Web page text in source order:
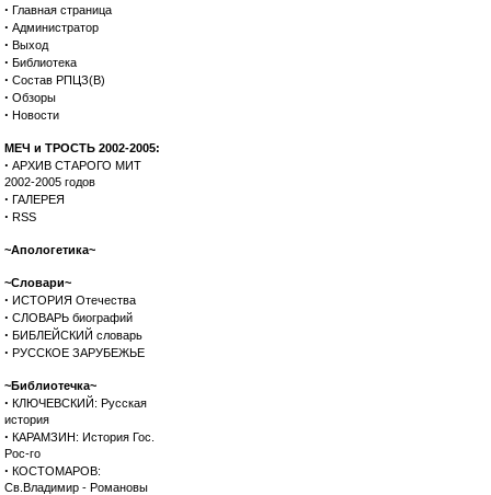
· Главная страница
· Администратор
· Выход
· Библиотека
· Состав РПЦЗ(В)
· Обзоры
· Новости
МЕЧ и ТРОСТЬ 2002-2005:
· АРХИВ СТАРОГО МИТ
2002-2005 годов
· ГАЛЕРЕЯ
· RSS
~Апологетика~
~Словари~
· ИСТОРИЯ Отечества
· СЛОВАРЬ биографий
· БИБЛЕЙСКИЙ словарь
· РУССКОЕ ЗАРУБЕЖЬЕ
~Библиотечка~
· КЛЮЧЕВСКИЙ: Русская
история
· КАРАМЗИН: История Гос.
Рос-го
· КОСТОМАРОВ:
Св.Владимир - Романовы